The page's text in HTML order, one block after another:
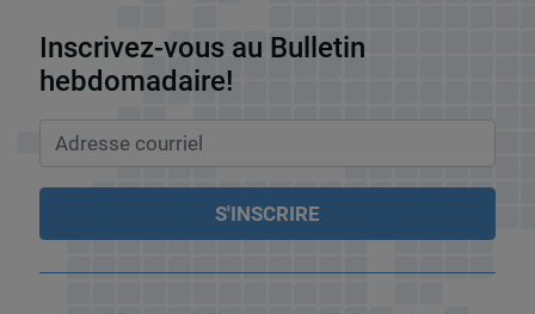
Inscrivez-vous au Bulletin
hebdomadaire!